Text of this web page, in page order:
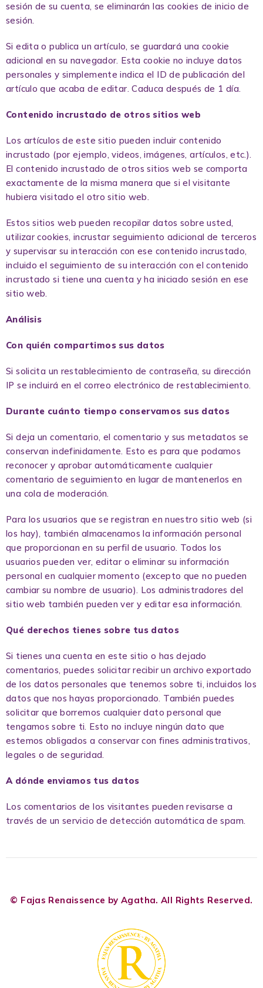
sesión de su cuenta, se eliminarán las cookies de inicio de
sesión.
Si edita o publica un artículo, se guardará una cookie
adicional en su navegador. Esta cookie no incluye datos
personales y simplemente indica el ID de publicación del
artículo que acaba de editar. Caduca después de 1 día.
Contenido incrustado de otros sitios web
Los artículos de este sitio pueden incluir contenido
incrustado (por ejemplo, videos, imágenes, artículos, etc.).
El contenido incrustado de otros sitios web se comporta
exactamente de la misma manera que si el visitante
hubiera visitado el otro sitio web.
Estos sitios web pueden recopilar datos sobre usted,
utilizar cookies, incrustar seguimiento adicional de terceros
y supervisar su interacción con ese contenido incrustado,
incluido el seguimiento de su interacción con el contenido
incrustado si tiene una cuenta y ha iniciado sesión en ese
sitio web.
Análisis
Con quién compartimos sus datos
Si solicita un restablecimiento de contraseña, su dirección
IP se incluirá en el correo electrónico de restablecimiento.
Durante cuánto tiempo conservamos sus datos
Si deja un comentario, el comentario y sus metadatos se
conservan indefinidamente. Esto es para que podamos
reconocer y aprobar automáticamente cualquier
comentario de seguimiento en lugar de mantenerlos en
una cola de moderación.
Para los usuarios que se registran en nuestro sitio web (si
los hay), también almacenamos la información personal
que proporcionan en su perfil de usuario. Todos los
usuarios pueden ver, editar o eliminar su información
personal en cualquier momento (excepto que no pueden
cambiar su nombre de usuario). Los administradores del
sitio web también pueden ver y editar esa información.
Qué derechos tienes sobre tus datos
Si tienes una cuenta en este sitio o has dejado
comentarios, puedes solicitar recibir un archivo exportado
de los datos personales que tenemos sobre ti, incluidos los
datos que nos hayas proporcionado. También puedes
solicitar que borremos cualquier dato personal que
tengamos sobre ti. Esto no incluye ningún dato que
estemos obligados a conservar con fines administrativos,
legales o de seguridad.
A dónde enviamos tus datos
Los comentarios de los visitantes pueden revisarse a
través de un servicio de detección automática de spam.
© Fajas Renaissence by Agatha. All Rights Reserved.